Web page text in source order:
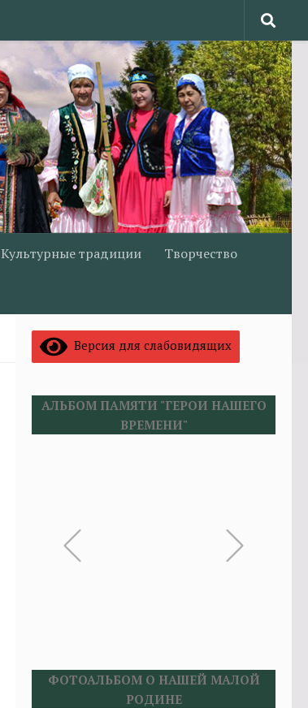
Культурные традиции Творчество
Версия для слабовидящих
АЛЬБОМ ПАМЯТИ "ГЕРОИ НАШЕГО
ВРЕМЕНИ"
ФОТОАЛЬБОМ О НАШЕЙ МАЛОЙ
РОДИНЕ